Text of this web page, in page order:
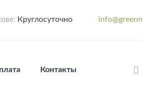
Круглосуточно
Контакты